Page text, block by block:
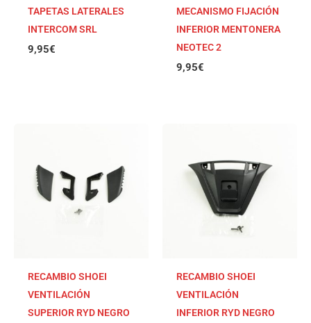
TAPETAS LATERALES
INTERCOM SRL
9,95€
MECANISMO FIJACIÓN
INFERIOR MENTONERA
NEOTEC 2
9,95€
RECAMBIO SHOEI
VENTILACIÓN
SUPERIOR RYD NEGRO
RECAMBIO SHOEI
VENTILACIÓN
INFERIOR RYD NEGRO